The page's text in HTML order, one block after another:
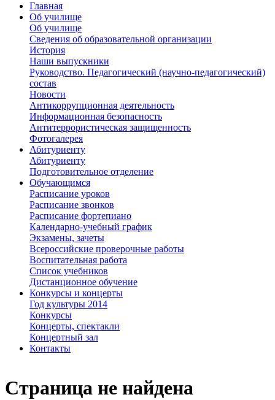
Главная
Об училище
Об училище
Сведения об образовательной организации
История
Наши выпускники
Руководство. Педагогический (научно-педагогический)
состав
Новости
Антикоррупционная деятельность
Информационная безопасность
Антитеррористическая защищенность
Фотогалерея
Абитуриенту
Абитуриенту
Подготовительное отделение
Обучающимся
Расписание уроков
Расписание звонков
Расписание фортепиано
Календарно-учебный график
Экзамены, зачеты
Всероссийские проверочные работы
Воспитательная работа
Список учебников
Дистанционное обучение
Конкурсы и концерты
Год культуры 2014
Конкурсы
Концерты, спектакли
Концертный зал
Контакты
Страница не найдена